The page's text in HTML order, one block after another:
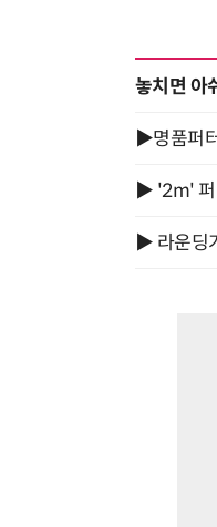
놓치면 아
▶명품퍼
▶ '2m' 퍼
▶ 라운딩